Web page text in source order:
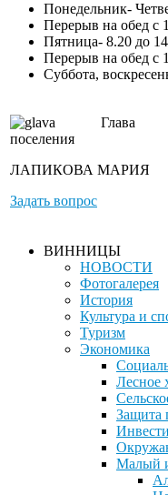
Понедельник-
Перерыв на обед с
Пятница- 8.20 до
Перерыв на обед с
Суббота,
Глава
поселения
ЛАПИКОВА МАРИЯ
Задать вопрос
ВИННИЦЫ
НОВОСТИ
Фотогалерея
История
Культура и
Туризм
Экономика
Лесное
Защита
Малый